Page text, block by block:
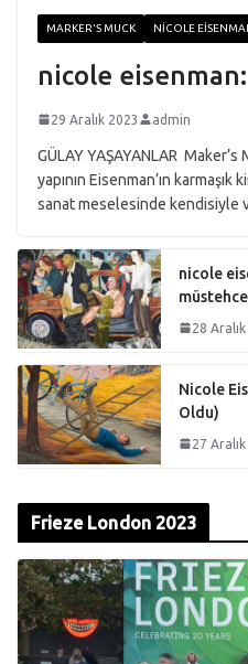
MARKER'S MUCK NICOLE
nicole
29 Aralık 2023 admin
GÜLAY YAŞAYANLAR
yapının Eisenman’ın
sanat meselesinde kendisiyle
nicole
28
Nicole
Oldu)
27
Frieze London 2023